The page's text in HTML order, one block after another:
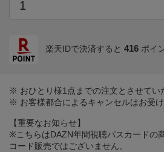
楽天IDで決済すると 416 ポイ
※ おひとり様1点までの注文とさせてい
※ お客様都合によるキャンセルはお受け
【重要なお知らせ】
※こちらはDAZN年間視聴パスカードの
コード販売ではございません。